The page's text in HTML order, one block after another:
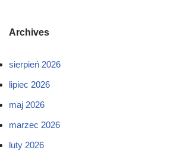
Archives
sierpień 2026
lipiec 2026
maj 2026
marzec 2026
luty 2026